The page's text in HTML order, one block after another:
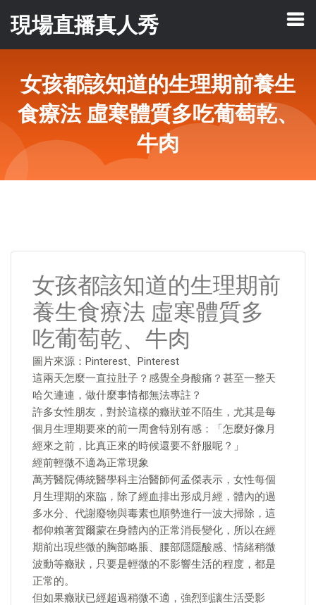
現場直播真人秀
女孩都該知道的生理期前養生
食療法 虛寒體質多吃葡萄乾、
牛肉
女孩都該知道的生理期前
養生食療法 虛寒體質多
吃葡萄乾、牛肉
圖片來源：Pinterest、Pinterest
這兩天怎麼一直拉肚子？感覺全身酸痛？甚至一整天
哈欠連連，做什麼事情都無法專註？
許多女性朋友，對於這樣的癥狀並不陌生，尤其是每
個月生理期要來的前一周會特別有感：「怎麼好像月
經來之前，比真正來的時候還要不舒服呢？」
經前輕微不適為正常現象
萬芳醫院傳統醫學科主治醫師何孟傑表示，女性每個
月生理期的來臨，除了經血排出形成月經，體內的過
多水分、代謝廢物與毒素也順勢進行一波大掃除，這
都仰賴著賀爾蒙在身體內的正常消長變化，所以在經
期前出現些微的胸部略脹、腰部隱隱酸感、情緒稍微
波動等癥狀，只要是輕微的不影響生活的程度，都是
正常的。
但如果癥狀已經超過稍微不適，強烈到讓生活受影